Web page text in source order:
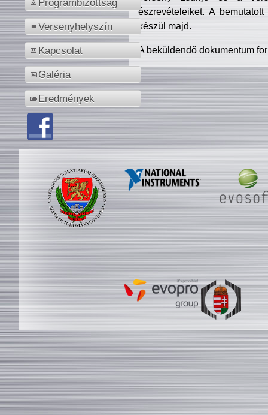
Programbizottság
Versenyhelyszín
Kapcsolat
Galéria
Eredmények
észrevételeiket. A
készül majd.
A beküldendő dokumentum